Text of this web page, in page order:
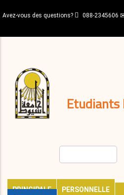
au
principal
Avez-vous des questions? 088-2345606
Etudiants
PRINCIPALE
PERSONNELLE
décisions
Expatriés
Journal